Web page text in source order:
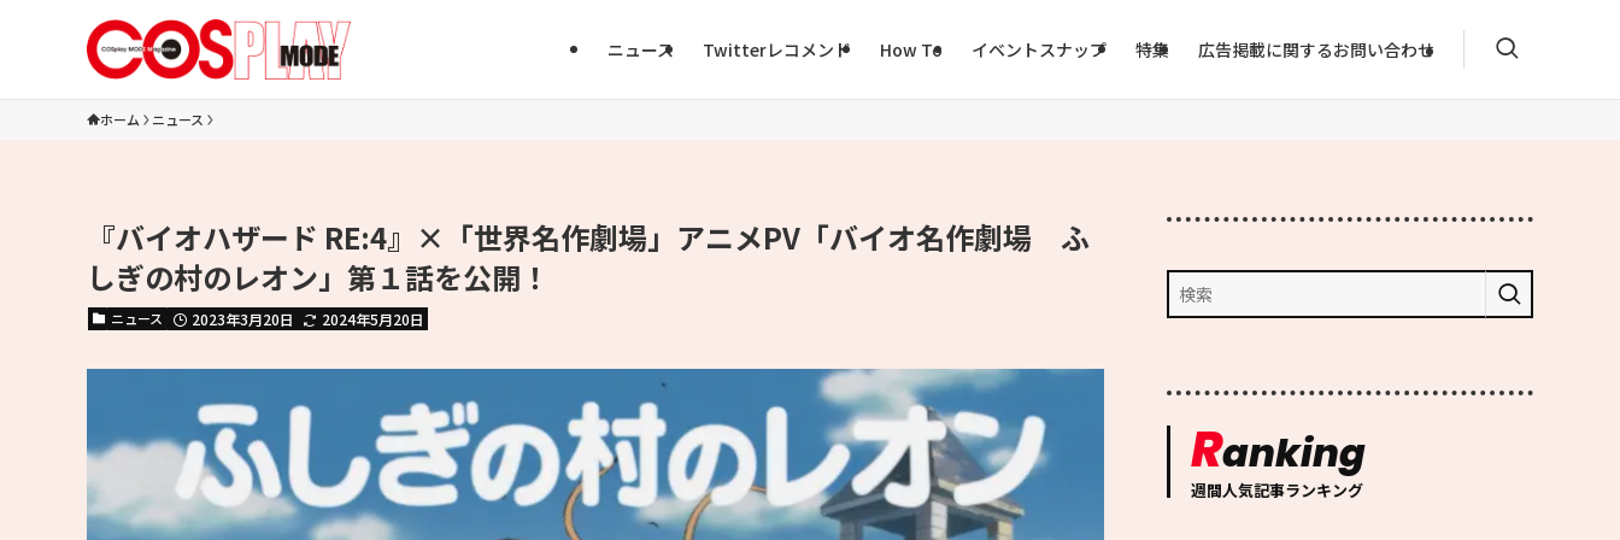
ニュース Twitterレコメンド How To イベントスナップ 特集 広告掲載に関するお問い合わせ
ホーム ニュース
『バイオハザード RE:4』×「世界名作劇場」アニメPV「バイオ名作劇場 ふ
しぎの村のレオン」第１話を公開！
ニュース 2023年3月20日 2024年5月20日
Ranking
週間人気記事ランキング